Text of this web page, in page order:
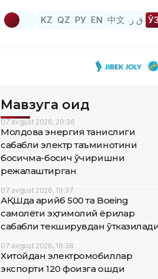
KZ QZ РУ EN 中文 ق ز ЎЗ
Мавзуга оид
07 avgust 2026, 20:36
Молдова энергия танқислиги
сабабли электр таъминотини
босқичма-босқич ўчиришни
режалаштирган
07 avgust 2026, 19:37
АҚШда қарийб 500 та Boeing
самолёти эҳтимолий ёриқлар
сабабли текширувдан
07 avgust 2026, 18:38
Хитойдан электромобиллар
экспорти 120 фоизга ошди